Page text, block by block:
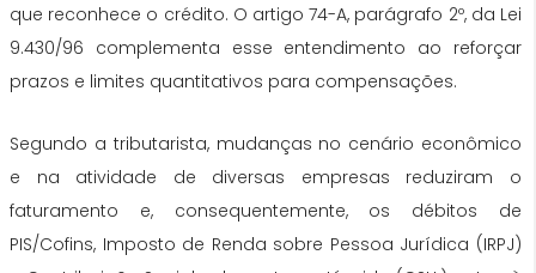
que reconhece o crédito. O artigo 74-A, parágrafo 2º, da Lei
9.430/96 complementa esse entendimento ao reforçar
prazos e limites quantitativos para compensações.
Segundo a tributarista, mudanças no cenário econômico
e na atividade de diversas empresas reduziram o
faturamento e, consequentemente, os débitos de
PIS/Cofins, Imposto de Renda sobre Pessoa Jurídica (IRPJ)